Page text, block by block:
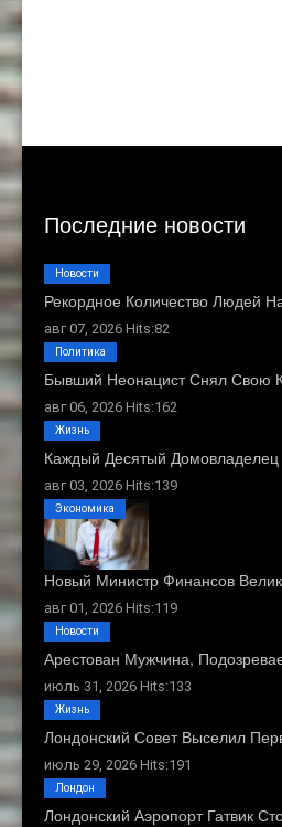
Последние новости
Рекордное Количество Людей
авг 07, 2026 Hits:82
Новости
Бывший Неонацист Снял Свою
авг 06, 2026 Hits:162
Политика
Каждый Десятый
авг 03, 2026 Hits:139
Жизнь
Новый Министр Финансов
авг 01, 2026 Hits:119
Экономика
Арестован Мужчина,
июль 31, 2026 Hits:133
Новости
Лондонский Совет Выселил
июль 29, 2026 Hits:191
Жизнь
Лондонский Аэропорт Гатвик
Лондон